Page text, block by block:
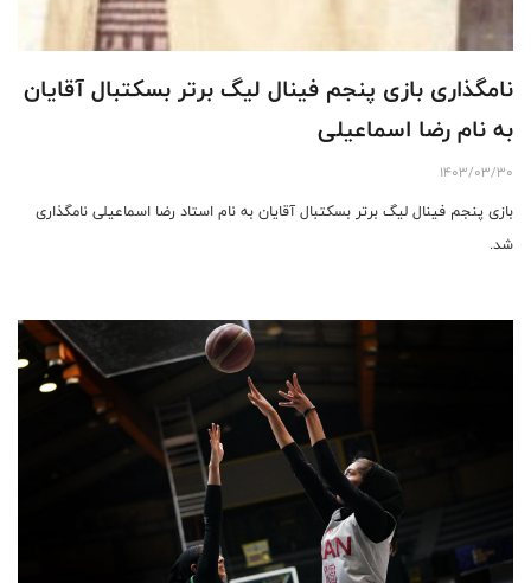
نامگذاری بازی‌ پنجم فینال لیگ برتر بسکتبال آقایان
به نام رضا اسماعیلی
1403/03/30
بازی پنجم فینال لیگ برتر بسکتبال آقایان به نام استاد رضا اسماعیلی نامگذاری
شد.